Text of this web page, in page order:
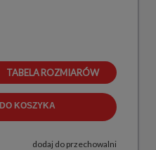
TABELA ROZMIARÓW
DO KOSZYKA
dodaj do przechowalni